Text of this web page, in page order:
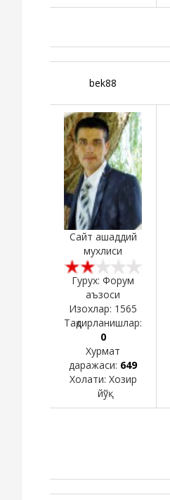
bek88
Сайт ашаддий
мухлиси
Гурух: Форум
аъзоси
Изохлар: 1565
Тақдирланишлар:
0
Хурмат
даражаси: 649
Холати: Хозир
йўқ